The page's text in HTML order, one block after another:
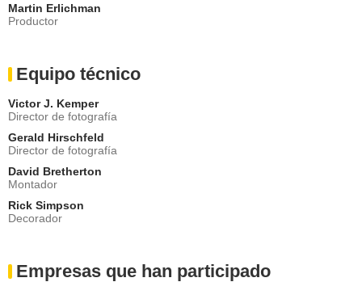
Martin Erlichman
Productor
Equipo técnico
Victor J. Kemper
Director de fotografía
Gerald Hirschfeld
Director de fotografía
David Bretherton
Montador
Rick Simpson
Decorador
Empresas que han participado